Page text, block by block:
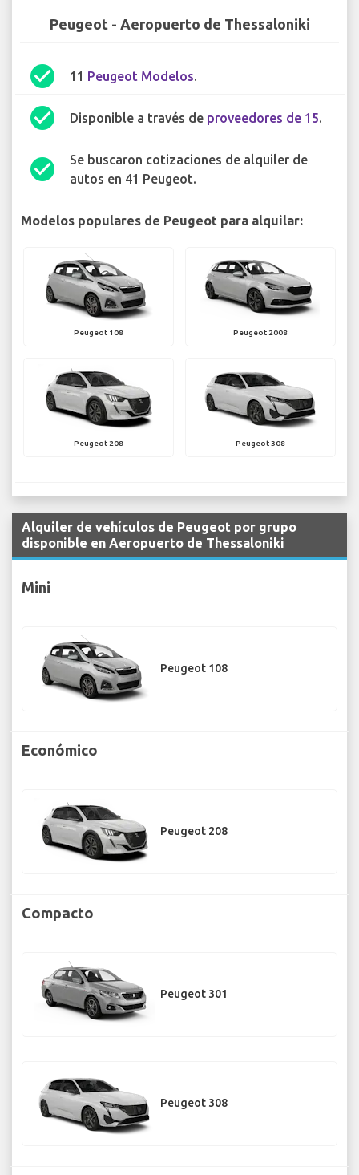
Peugeot - Aeropuerto de Thessaloniki
check_circle 11 Peugeot Modelos.
check_circle Disponible a través de proveedores de 15.
check_circle
Se buscaron cotizaciones de alquiler de
autos en 41 Peugeot.
Modelos populares de Peugeot para alquilar:
Peugeot 108 Peugeot 2008
Peugeot 208 Peugeot 308
Alquiler de vehículos de Peugeot por grupo
disponible en Aeropuerto de Thessaloniki
Mini
Peugeot 108
Económico
Peugeot 208
Compacto
Peugeot 301
Peugeot 308